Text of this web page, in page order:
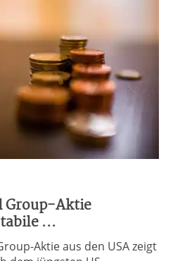
Group-Aktie
...
Aktie aus den USA zeigt